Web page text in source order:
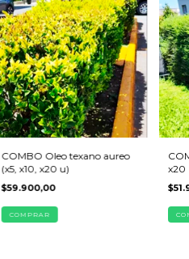
COMBO Oleo texano aureo
(x5, x10, x20 u)
$59.900,00
COMPRAR
x20